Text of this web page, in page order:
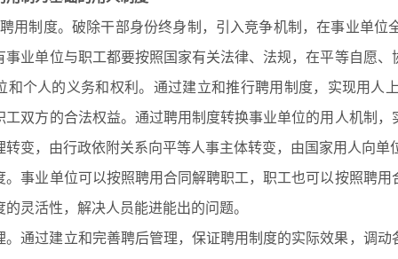
用制度。破除干部身份终身制，引入竞争机制，在事业单
事业单位与职工都要按照国家有关法律、法规，在平等自愿
和个人的义务和权利。通过建立和推行聘用制度，实现用人
工双方的合法权益。通过聘用制度转换事业单位的用人机制
转变，由行政依附关系向平等人事主体转变，由国家用人向单
。事业单位可以按照聘用合同解聘职工，职工也可以按照聘
灵活性，解决人员能进能出的问题。
。通过建立和完善聘后管理，保证聘用制度的实际效果，调